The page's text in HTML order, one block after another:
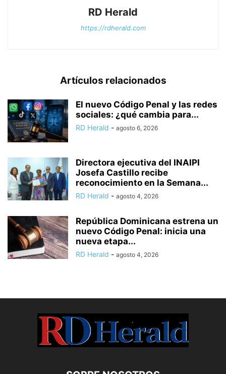
RD Herald
https://rdherald.com
Artículos relacionados
El nuevo Código Penal y las redes
sociales: ¿qué cambia para...
RD Herald - agosto 6, 2026
Directora ejecutiva del INAIPI
Josefa Castillo recibe
reconocimiento en la Semana...
RD Herald - agosto 4, 2026
República Dominicana estrena un
nuevo Código Penal: inicia una
nueva etapa...
RD Herald - agosto 4, 2026